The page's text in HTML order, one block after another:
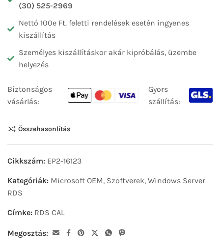
(30) 525-2969
Nettó 100e Ft. feletti rendelések esetén ingyenes
kiszállítás
Személyes kiszállításkor akár kipróbálás, üzembe
helyezés
Biztonságos
vásárlás:
Gyors
szállítás:
Összehasonlítás
Cikkszám: EP2-16123
Kategóriák: Microsoft OEM, Szoftverek, Windows Server
RDS
Címke: RDS CAL
Megosztás: